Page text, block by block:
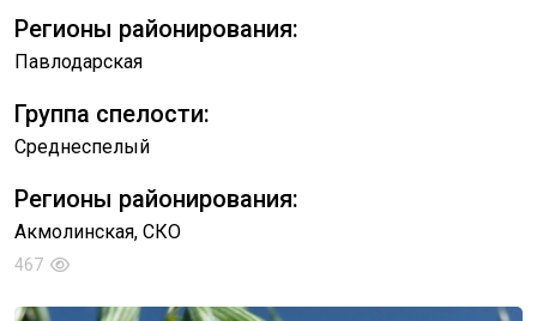
Регионы районирования:
Павлодарская
Группа спелости:
Среднеспелый
Регионы районирования:
Акмолинская, СКО
467